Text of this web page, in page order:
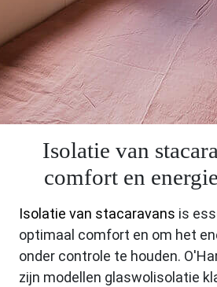
Isolatie van
comfort en
Isolatie van stacaravans is
optimaal comfort en om het
onder controle te houden.
zijn modellen glaswolisolatie